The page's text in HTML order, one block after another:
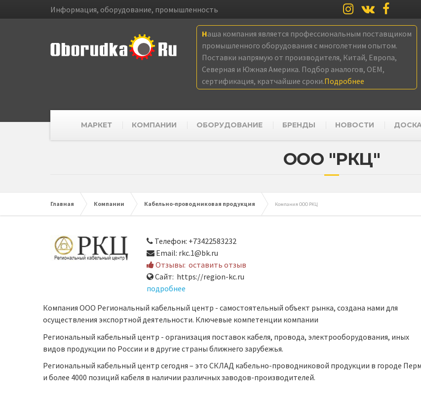
Информация, оборудование, промышленность
Наша компания является профессиональным поставщиком
промышленного оборудования с многолетним опытом.
Поставки напрямую от производителя, Китай, Европа,
Северная и Южная Америка. Подбор аналогов, OEM,
сертификация, кратчайшие сроки.Подробнее
МАРКЕТ КОМПАНИИ ОБОРУДОВАНИЕ БРЕНДЫ НОВОСТИ
ООО "РКЦ"
Главная Компании Кабельно-проводниковая продукция Компания ООО РКЦ
Телефон: +73422583232
Email: rkc.1@bk.ru
Отзывы: оставить отзыв
Сайт: https://region-kc.ru
подробнее
Компания ООО Региональный кабельный центр - самостоятельный объект рынка, создана нами для
осуществления экспортной деятельности. Ключевые компетенции компании
Региональный кабельный центр - организация поставок кабеля, провода, электрооборудования, иных
видов продукции по России и в другие страны ближнего зарубежья.
Региональный кабельный центр сегодня – это СКЛАД кабельно-проводниковой продукции в городе
и более 4000 позиций кабеля в наличии различных заводов-производителей.